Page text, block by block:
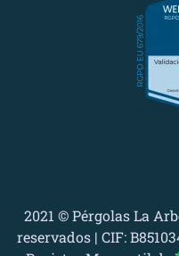
2021 © Pérgolas La
reservados | CIF: